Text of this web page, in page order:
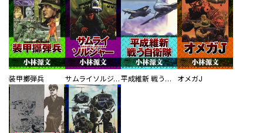
装甲擲弾兵 サムライソルジャー SAMURAI SOLDIER 平成維新 戦う自衛隊 オメガJ